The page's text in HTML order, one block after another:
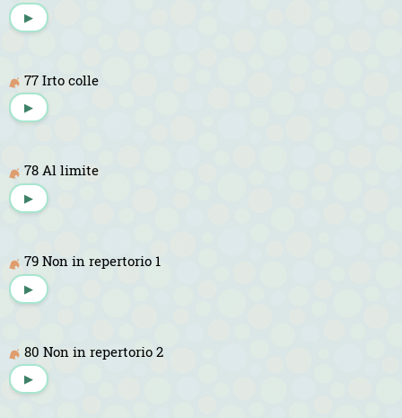
▶
77 Irto colle
▶
78 Al limite
▶
79 Non in repertorio 1
▶
80 Non in repertorio 2
▶